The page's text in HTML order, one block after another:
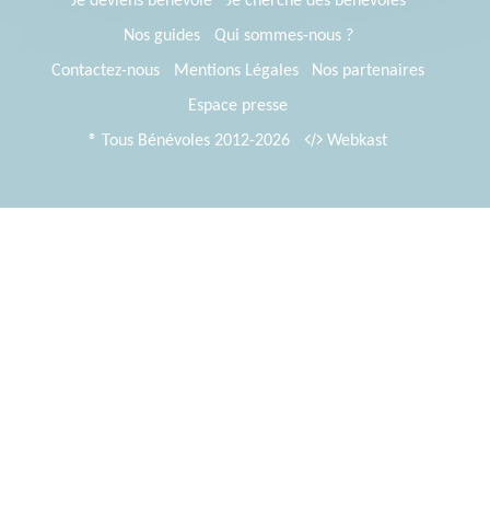
Nos guides
Qui sommes-nous ?
Contactez-nous
Mentions Légales
Nos partenaires
Espace presse
® Tous Bénévoles 2012-2026
Webkast